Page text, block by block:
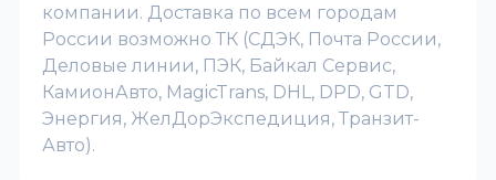
компании. Доставка по всем городам
России возможно ТК (СДЭК, Почта России,
Деловые линии, ПЭК, Байкал Сервис,
КамионАвто, MagicTrans, DHL, DPD, GTD,
Энергия, ЖелДорЭкспедиция, Транзит-
Авто).